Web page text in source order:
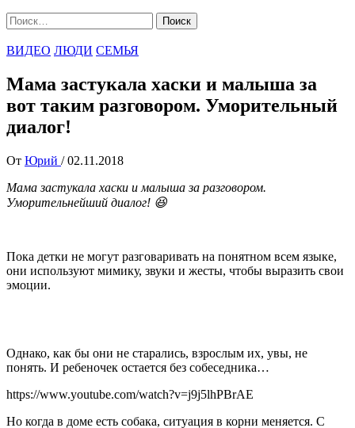
Найти:
ВИДЕО ЛЮДИ СЕМЬЯ
Мама застукала хаски и малыша за
вот таким разговором. Уморительный
диалог!
От Юрий / 02.11.2018
Мама застукала хаски и малыша за разговором.
Уморительнейший диалог! 😆
Пока детки не могут разговаривать на понятном всем языке,
они используют мимику, звуки и жесты, чтобы выразить свои
эмоции.
Однако, как бы они не старались, взрослым их, увы, не
понять. И ребеночек остается без собеседника…
https://www.youtube.com/watch?v=j9j5lhPBrAE
Но когда в доме есть собака, ситуация в корни меняется. С